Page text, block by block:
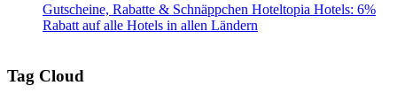
Gutscheine, Rabatte & Schnäppchen Hoteltopia Hotels: 6%
Rabatt auf alle Hotels in allen Ländern
Tag Cloud